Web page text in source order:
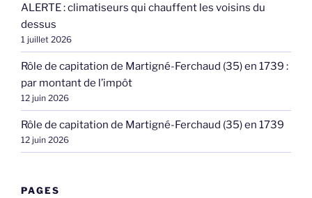
ALERTE : climatiseurs qui chauffent les voisins du
dessus
1 juillet 2026
Rôle de capitation de Martigné-Ferchaud (35) en 1739 :
par montant de l’impôt
12 juin 2026
Rôle de capitation de Martigné-Ferchaud (35) en 1739
12 juin 2026
PAGES